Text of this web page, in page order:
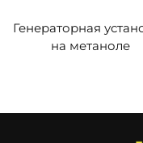
Генераторная
на метаноле